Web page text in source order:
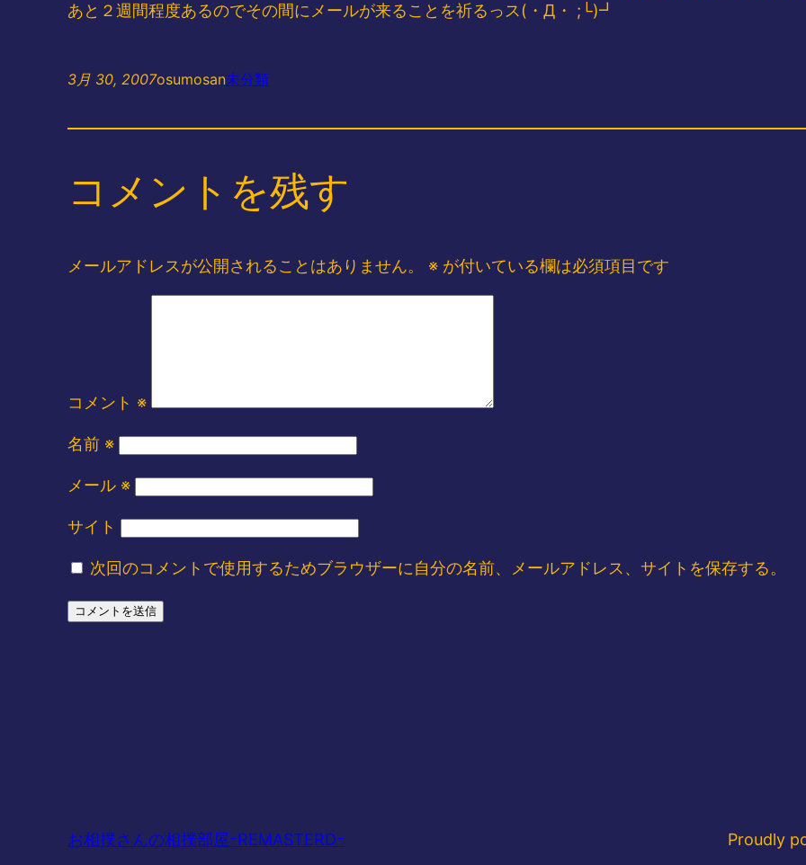
あと２週間程度あるのでその間にメールが来ることを祈るっス(・Д・ ;└)┛
3月 30, 2007osumosan未分類
コメントを残す
メールアドレスが公開されることはありません。 ※ が付いている欄は必須項目です
コメント ※
名前 ※
メール ※
サイト
次回のコメントで使用するためブラウザーに自分の名前、メールアドレス、サイトを保存する。
お相撲さんの相撲部屋ｰREMASTERDｰ Proudly